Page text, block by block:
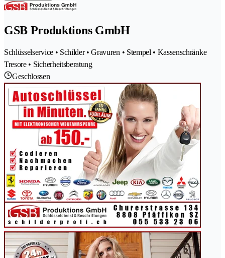
GSB Produktions GmbH
Schlüsselservice • Schilder • Gravuren • Stempel • Kassenschränke
Tresore • Sicherheitsberatung
Geschlossen